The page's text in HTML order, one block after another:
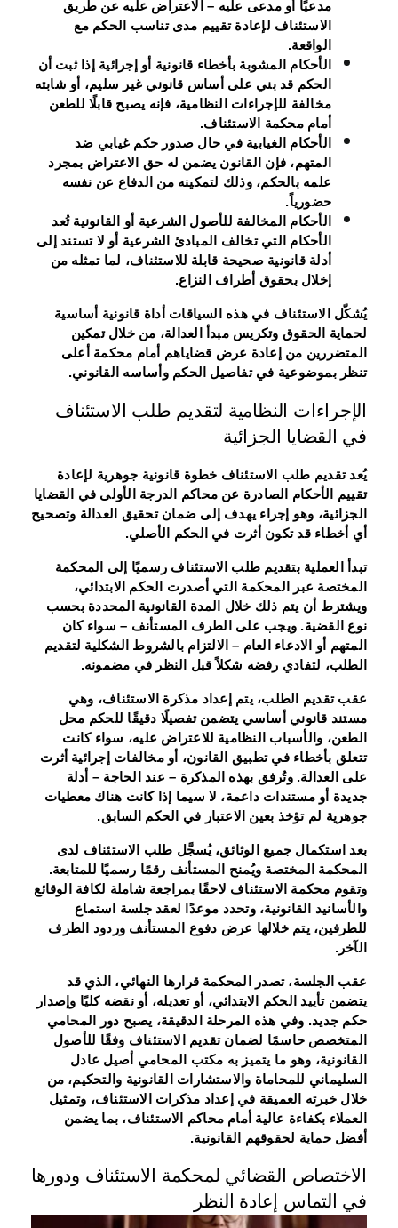
مدعيًا أو مدعى عليه – الاعتراض عليه عن طريق
الاستئناف لإعادة تقييم مدى تناسب الحكم مع
الواقعة.
الأحكام المشوبة بأخطاء قانونية أو إجرائية إذا ثبت أن
الحكم قد بني على أساس قانوني غير سليم، أو شابته
مخالفة للإجراءات النظامية، فإنه يصبح قابلًا للطعن
أمام محكمة الاستئناف.
الأحكام الغيابية في حال صدور حكم غيابي ضد
المتهم، فإن القانون يضمن له حق الاعتراض بمجرد
علمه بالحكم، وذلك لتمكينه من الدفاع عن نفسه
حضورياً.
الأحكام المخالفة للأصول الشرعية أو القانونية تُعد
الأحكام التي تخالف المبادئ الشرعية أو لا تستند إلى
أدلة قانونية صحيحة قابلة للاستئناف، لما تمثله من
إخلال بحقوق أطراف النزاع.
يُشكّل الاستئناف في هذه السياقات أداة قانونية أساسية
لحماية الحقوق وتكريس مبدأ العدالة، من خلال تمكين
المتضررين من إعادة عرض قضاياهم أمام محكمة أعلى
تنظر بموضوعية في تفاصيل الحكم وأساسه القانوني.
الإجراءات النظامية لتقديم طلب الاستئناف
في القضايا الجزائية
يُعد تقديم طلب الاستئناف خطوة قانونية جوهرية لإعادة
تقييم الأحكام الصادرة عن محاكم الدرجة الأولى في القضايا
الجزائية، وهو إجراء يهدف إلى ضمان تحقيق العدالة وتصحيح
أي أخطاء قد تكون أثرت في الحكم الأصلي.
تبدأ العملية بتقديم طلب الاستئناف رسميًا إلى المحكمة
المختصة عبر المحكمة التي أصدرت الحكم الابتدائي،
ويشترط أن يتم ذلك خلال المدة القانونية المحددة بحسب
نوع القضية. ويجب على الطرف المستأنف – سواء كان
المتهم أو الادعاء العام – الالتزام بالشروط الشكلية لتقديم
الطلب، لتفادي رفضه شكلاً قبل النظر في مضمونه.
عقب تقديم الطلب، يتم إعداد مذكرة الاستئناف، وهي
مستند قانوني أساسي يتضمن تفصيلًا دقيقًا للحكم محل
الطعن، والأسباب النظامية للاعتراض عليه، سواء كانت
تتعلق بأخطاء في تطبيق القانون، أو مخالفات إجرائية أثرت
على العدالة. وتُرفق بهذه المذكرة – عند الحاجة – أدلة
جديدة أو مستندات داعمة، لا سيما إذا كانت هناك معطيات
جوهرية لم تؤخذ بعين الاعتبار في الحكم السابق.
بعد استكمال جميع الوثائق، يُسجَّل طلب الاستئناف لدى
المحكمة المختصة ويُمنح المستأنف رقمًا رسميًا للمتابعة.
وتقوم محكمة الاستئناف لاحقًا بمراجعة شاملة لكافة الوقائع
والأسانيد القانونية، وتحدد موعدًا لعقد جلسة استماع
للطرفين، يتم خلالها عرض دفوع المستأنف وردود الطرف
الآخر.
عقب الجلسة، تصدر المحكمة قرارها النهائي، الذي قد
يتضمن تأييد الحكم الابتدائي، أو تعديله، أو نقضه كليًا وإصدار
حكم جديد. وفي هذه المرحلة الدقيقة، يصبح دور المحامي
المتخصص حاسمًا لضمان تقديم الاستئناف وفقًا للأصول
القانونية، وهو ما يتميز به مكتب المحامي أصيل عادل
السليماني للمحاماة والاستشارات القانونية والتحكيم، من
خلال خبرته العميقة في إعداد مذكرات الاستئناف، وتمثيل
العملاء بكفاءة عالية أمام محاكم الاستئناف، بما يضمن
أفضل حماية لحقوقهم القانونية.
الاختصاص القضائي لمحكمة الاستئناف ودورها
في التماس إعادة النظر